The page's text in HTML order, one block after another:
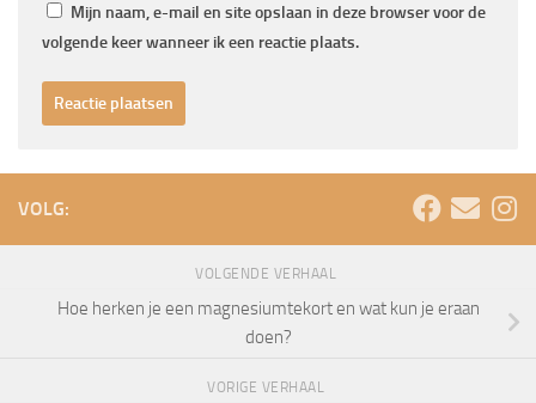
Mijn naam, e-mail en site opslaan in deze browser voor de
volgende keer wanneer ik een reactie plaats.
VOLG:
VOLGENDE VERHAAL
Hoe herken je een magnesiumtekort en wat kun je eraan
doen?
VORIGE VERHAAL